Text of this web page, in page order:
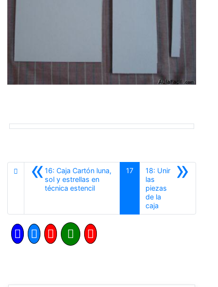
«16: Caja Cartón luna,
sol y estrellas en
técnica estencilAnterior
17 »
18: Unir
las
piezas
de la
caja